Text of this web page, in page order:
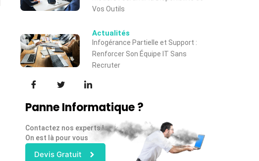
Vos Outils
Actualités
Infogérance Partielle et Support :
Renforcer Son Équipe IT Sans
Recruter
Panne Informatique ?
Contactez nos experts !
On est là pour vous
Devis Gratuit